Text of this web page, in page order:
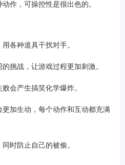
作，可操控性是很出色的。
各种道具干扰对手。
挑战，让游戏过程更加刺激。
会产生搞笑化学爆炸。
加生动，每个动作和互动都充满
时防止自己的被偷。